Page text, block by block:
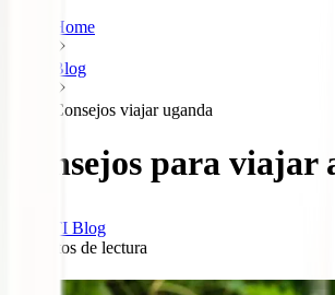
Home
Blog
Consejos viajar uganda
Consejos para viajar
IATI Blog
minutos de lectura